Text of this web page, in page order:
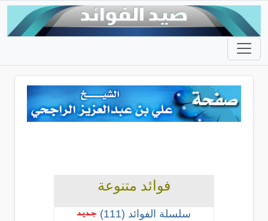
فوائد متنوعة
سلسلة الفوائد (111)